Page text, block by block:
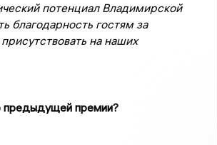
потенциал Владимирской
благодарность гостям за
на наших
предыдущей премии?